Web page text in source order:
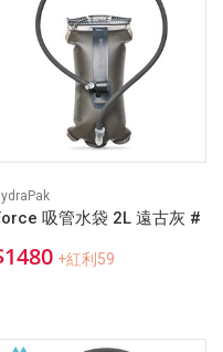
吸管水袋 2L 遠古灰 #
+紅利59